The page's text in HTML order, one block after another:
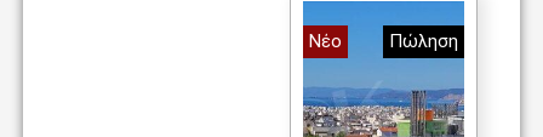
Νέο Πώληση